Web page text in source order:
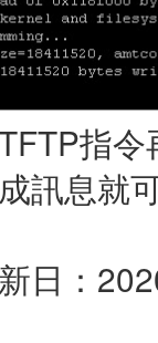
指
訊息就
日：